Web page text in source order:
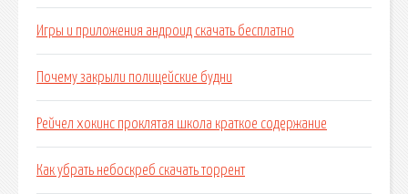
Игры и приложения андроид скачать бесплатно
Почему закрыли полицейские будни
Рейчел хокинс проклятая школа краткое содержание
Как убрать небоскреб скачать торрент